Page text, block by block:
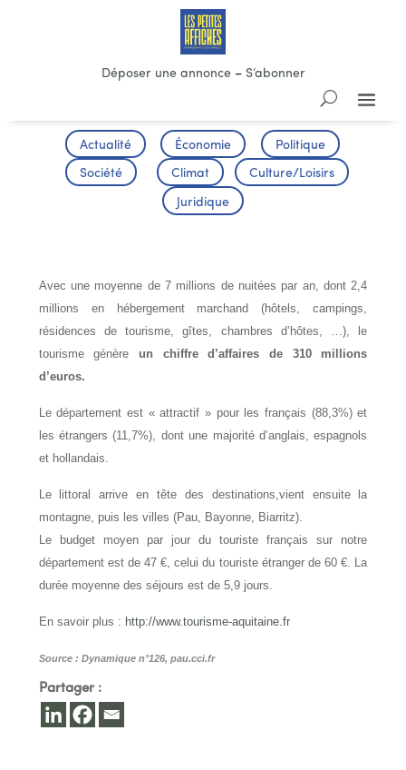
Déposer une annonce– S’abonner
Actualité Économie Politique
Société Climat Culture/Loisirs
Juridique
Avec une moyenne de 7 millions de nuitées par an, dont 2,4
millions en hébergement marchand (hôtels, campings,
résidences de tourisme, gîtes, chambres d’hôtes, …), le
tourisme génère un chiffre d’affaires de 310 millions
d’euros.
Le département est « attractif » pour les français (88,3%) et
les étrangers (11,7%), dont une majorité d’anglais, espagnols
et hollandais.
Le littoral arrive en tête des destinations,vient ensuite la
montagne, puis les villes (Pau, Bayonne, Biarritz).
Le budget moyen par jour du touriste français sur notre
département est de 47 €, celui du touriste étranger de 60 €. La
durée moyenne des séjours est de 5,9 jours.
En savoir plus : http://www.tourisme-aquitaine.fr
Source : Dynamique n°126, pau.cci.fr
Partager :